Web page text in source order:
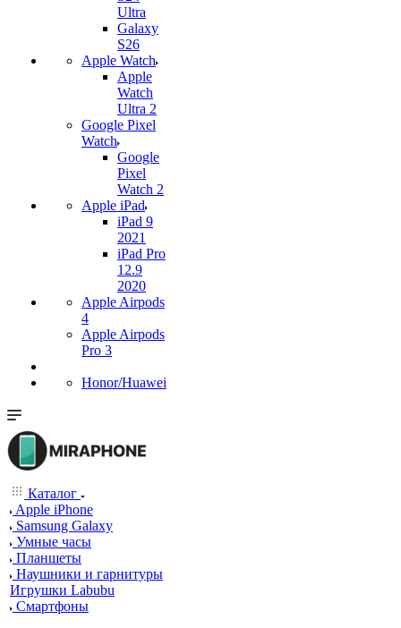
Ultra
Galaxy
S26
Apple Watch
Apple
Watch
Ultra 2
Google Pixel
Watch
Google
Pixel
Watch 2
Apple iPad
iPad 9
2021
iPad Pro
12.9
2020
Apple Airpods
4
Apple Airpods
Pro 3
Honor/Huawei
Каталог
Apple iPhone
Samsung Galaxy
Умные часы
Планшеты
Наушники и гарнитуры
Игрушки Labubu
Смартфоны